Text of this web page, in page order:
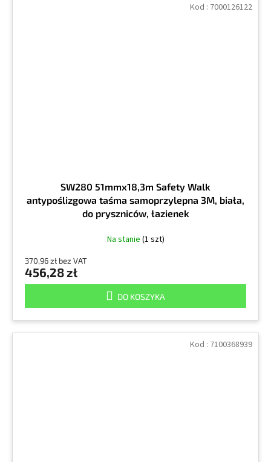
SW280 51mmx18,3m Safety Walk
antypoślizgowa taśma samoprzylepna 3M, biała,
do pryszniców, łazienek
Na stanie (1 szt)
370,96 zł bez VAT
456,28 zł
DO KOSZYKA
Kod : 7000126122
Kod : 7100368939